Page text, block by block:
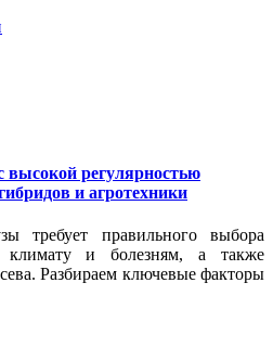
высокой регулярностью
и агротехники
требует правильного выбора
климату и болезням, а также
Разбираем ключевые факторы